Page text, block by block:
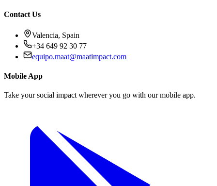
Contact Us
Valencia, Spain
+34 649 92 30 77
equipo.maat@maatimpact.com
Mobile App
Take your social impact wherever you go with our mobile app.